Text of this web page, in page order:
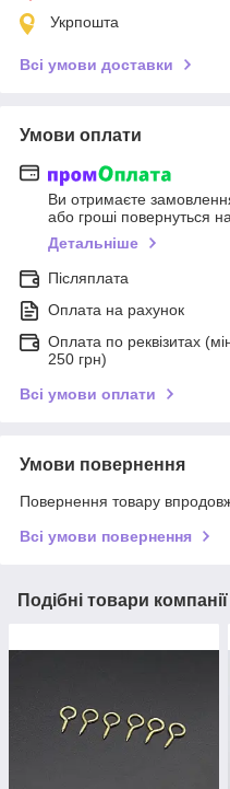
Укрпошта
Всі умови доставки
Умови оплати
Ви отримаєте
або гроші повернуться
Детальніше
Післяплата
Оплата на рахунок
Оплата по реквізитах
250 грн)
Всі умови оплати
Умови повернення
Повернення товару
Всі умови повернення
Подібні товари компанії